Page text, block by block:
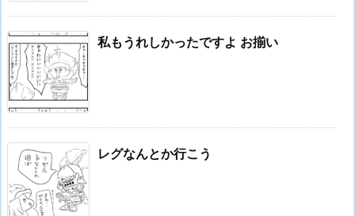
私もうれしかったですよ お揃い
レグなんとか行こう